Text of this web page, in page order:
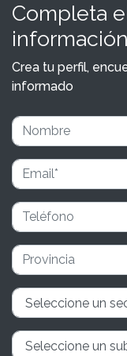
Completa
Crea tu perfil,
informado